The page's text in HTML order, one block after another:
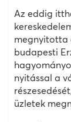
Az eddig
megnyitotta
budapesti
nyitással a
üzletek